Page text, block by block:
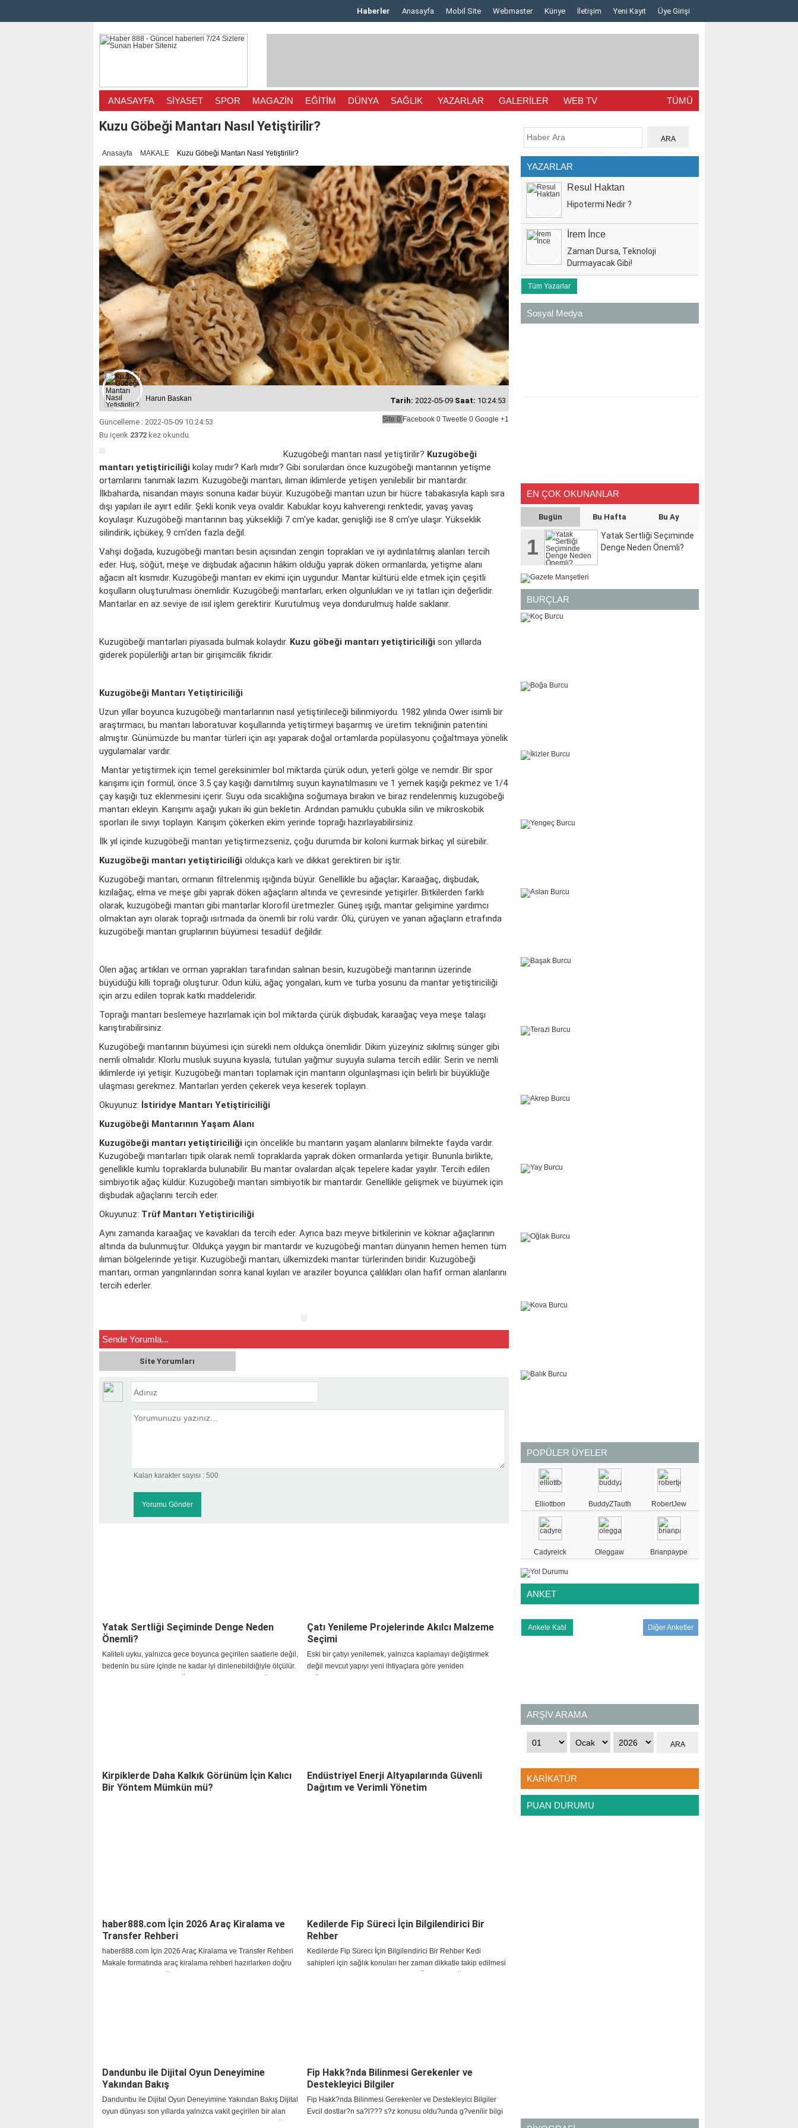
Haberler Anasayfa Mobil Site Webmaster Künye İletişim Yeni Kayıt Üye Girişi
ANASAYFA SİYASET SPOR MAGAZİN EĞİTİM DÜNYA SAĞLIK YAZARLAR GALERİLER WEB TV TÜMÜ
Kuzu Göbeği Mantarı Nasıl Yetiştirilir?
Anasayfa MAKALE Kuzu Göbeği Mantarı Nasıl Yetiştirilir?
Harun Baskan Tarih: 2022-05-09 Saat: 10:24:53
Güncelleme : 2022-05-09 10:24:53
Bu içerik 2372 kez okundu.
Site 0 Facebook 0 Tweetle 0 Google +1
Kuzugöbeği mantarı nasıl yetiştirilir? Kuzugöbeği
mantarı yetiştiriciliği kolay mıdır? Karlı mıdır? Gibi sorulardan önce kuzugöbeği mantarının yetişme
ortamlarını tanımak lazım. Kuzugöbeği mantarı, ılıman iklimlerde yetişen yenilebilir bir mantardır.
İlkbaharda, nisandan mayıs sonuna kadar büyür. Kuzugöbeği mantarı uzun bir hücre tabakasıyla kaplı sıra
dışı yapıları ile ayırt edilir. Şekli konik veya ovaldir. Kabuklar koyu kahverengi renktedir, yavaş yavaş
koyulaşır. Kuzugöbeği mantarının baş yüksekliği 7 cm'ye kadar, genişliği ise 8 cm'ye ulaşır. Yükseklik
silindirik, içbükey, 9 cm'den fazla değil.
Vahşi doğada, kuzugöbeği mantarı besin açısından zengin toprakları ve iyi aydınlatılmış alanları tercih
eder. Huş, söğüt, meşe ve dişbudak ağacının hâkim olduğu yaprak döken ormanlarda, yetişme alanı
ağacın alt kısmıdır. Kuzugöbeği mantarı ev ekimi için uygundur. Mantar kültürü elde etmek için çeşitli
koşulların oluşturulması önemlidir. Kuzugöbeği mantarları, erken olgunlukları ve iyi tatları için değerlidir.
Mantarlar en az seviye de ısıl işlem gerektirir. Kurutulmuş veya dondurulmuş halde saklanır.
Kuzugöbeği mantarları piyasada bulmak kolaydır. Kuzu göbeği mantarı yetiştiriciliği son yıllarda
giderek popülerliği artan bir girişimcilik fikridir.
Kuzugöbeği Mantarı Yetiştiriciliği
Uzun yıllar boyunca kuzugöbeği mantarlarının nasıl yetiştirileceği bilinmiyordu. 1982 yılında Ower isimli bir
araştırmacı, bu mantarı laboratuvar koşullarında yetiştirmeyi başarmış ve üretim tekniğinin patentini
almıştır. Günümüzde bu mantar türleri için aşı yaparak doğal ortamlarda popülasyonu çoğaltmaya yönelik
uygulamalar vardır.
Mantar yetiştirmek için temel gereksinimler bol miktarda çürük odun, yeterli gölge ve nemdir. Bir spor
karışımı için formül, önce 3.5 çay kaşığı damıtılmış suyun kaynatılmasını ve 1 yemek kaşığı pekmez ve 1/4
çay kaşığı tuz eklenmesini içerir. Suyu oda sıcaklığına soğumaya bırakın ve biraz rendelenmiş kuzugöbeği
mantarı ekleyin. Karışımı aşağı yukarı iki gün bekletin. Ardından pamuklu çubukla silin ve mikroskobik
sporları ile sıvıyı toplayın. Karışım çökerken ekim yerinde toprağı hazırlayabilirsiniz.
İlk yıl içinde kuzugöbeği mantarı yetiştirmezseniz, çoğu durumda bir koloni kurmak birkaç yıl sürebilir.
Kuzugöbeği mantarı yetiştiriciliği oldukça karlı ve dikkat gerektiren bir iştir.
Kuzugöbeği mantarı, ormanın filtrelenmiş ışığında büyür. Genellikle bu ağaçlar; Karaağaç, dişbudak,
kızılağaç, elma ve meşe gibi yaprak döken ağaçların altında ve çevresinde yetişirler. Bitkilerden farklı
olarak, kuzugöbeği mantarı gibi mantarlar klorofil üretmezler. Güneş ışığı, mantar gelişimine yardımcı
olmaktan ayrı olarak toprağı ısıtmada da önemli bir rolü vardır. Ölü, çürüyen ve yanan ağaçların etrafında
kuzugöbeği mantarı gruplarının büyümesi tesadüf değildir.
Ölen ağaç artıkları ve orman yaprakları tarafından salınan besin, kuzugöbeği mantarının üzerinde
büyüdüğü killi toprağı oluşturur. Odun külü, ağaç yongaları, kum ve turba yosunu da mantar yetiştiriciliği
için arzu edilen toprak katkı maddeleridir.
Toprağı mantarı beslemeye hazırlamak için bol miktarda çürük dişbudak, karaağaç veya meşe talaşı
karıştırabilirsiniz.
Kuzugöbeği mantarının büyümesi için sürekli nem oldukça önemlidir. Dikim yüzeyiniz sıkılmış sünger gibi
nemli olmalıdır. Klorlu musluk suyuna kıyasla, tutulan yağmur suyuyla sulama tercih edilir. Serin ve nemli
iklimlerde iyi yetişir. Kuzugöbeği mantarı toplamak için mantarın olgunlaşması için belirli bir büyüklüğe
ulaşması gerekmez. Mantarları yerden çekerek veya keserek toplayın.
Okuyunuz: İstiridye Mantarı Yetiştiriciliği
Kuzugöbeği Mantarının Yaşam Alanı
Kuzugöbeği mantarı yetiştiriciliği için öncelikle bu mantarın yaşam alanlarını bilmekte fayda vardır.
Kuzugöbeği mantarları tipik olarak nemli topraklarda yaprak döken ormanlarda yetişir. Bununla birlikte,
genellikle kumlu topraklarda bulunabilir. Bu mantar ovalardan alçak tepelere kadar yayılır. Tercih edilen
simbiyotik ağaç küldür. Kuzugöbeği mantarı simbiyotik bir mantardır. Genellikle gelişmek ve büyümek için
dişbudak ağaçlarını tercih eder.
Okuyunuz: Trüf Mantarı Yetiştiriciliği
Aynı zamanda karaağaç ve kavakları da tercih eder. Ayrıca bazı meyve bitkilerinin ve köknar ağaçlarının
altında da bulunmuştur. Oldukça yaygın bir mantardır ve kuzugöbeği mantarı dünyanın hemen hemen tüm
ılıman bölgelerinde yetişir. Kuzugöbeği mantarı, ülkemizdeki mantar türlerinden biridir. Kuzugöbeği
mantarı, orman yangınlarından sonra kanal kıyıları ve araziler boyunca çalılıkları olan hafif orman alanlarını
tercih ederler.
Sende Yorumla...
Site Yorumları
Kalan karakter sayısı : 500
Yatak Sertliği Seçiminde Denge Neden
Önemli?
Kaliteli uyku, yalnızca gece boyunca geçirilen saatlerle değil,
bedenin bu süre içinde ne kadar iyi dinlenebildiğiyle ölçülür.
Çatı Yenileme Projelerinde Akılcı Malzeme
Seçimi
Eski bir çatıyı yenilemek, yalnızca kaplamayı değiştirmek
değil mevcut yapıyı yeni ihtiyaçlara göre yeniden
Kirpiklerde Daha Kalkık Görünüm İçin Kalıcı
Bir Yöntem Mümkün mü?
Endüstriyel Enerji Altyapılarında Güvenli
Dağıtım ve Verimli Yönetim
haber888.com İçin 2026 Araç Kiralama ve
Transfer Rehberi
haber888.com İçin 2026 Araç Kiralama ve Transfer Rehberi
Makale formatında araç kiralama rehberi hazırlarken doğru
Kedilerde Fip Süreci İçin Bilgilendirici Bir
Rehber
Kedilerde Fip Süreci İçin Bilgilendirici Bir Rehber Kedi
sahipleri için sağlık konuları her zaman dikkatle takip edilmesi
Dandunbu ile Dijital Oyun Deneyimine
Yakından Bakış
Dandunbu ile Dijital Oyun Deneyimine Yakından Bakış Dijital
oyun dünyası son yıllarda yalnızca vakit geçirilen bir alan
Fip Hakk?nda Bilinmesi Gerekenler ve
Destekleyici Bilgiler
Fip Hakk?nda Bilinmesi Gerekenler ve Destekleyici Bilgiler
Evcil dostlar?n sa?l??? s?z konusu oldu?unda g?venilir bilgi
YAZARLAR
Resul Haktan
Hipotermi Nedir ?
İrem İnce
Zaman Dursa, Teknoloji
Durmayacak Gibi!
Tüm Yazarlar
Sosyal Medya
EN ÇOK OKUNANLAR
Bugün Bu Hafta Bu Ay
1
Yatak Sertliği Seçiminde
Denge Neden Önemli?
BURÇLAR
POPÜLER ÜYELER
Elliottbon BuddyZTauth RobertJew
Cadyreick Oleggaw Brianpaype
ANKET
Diğer Anketler
ARŞİV ARAMA
KARİKATÜR
PUAN DURUMU